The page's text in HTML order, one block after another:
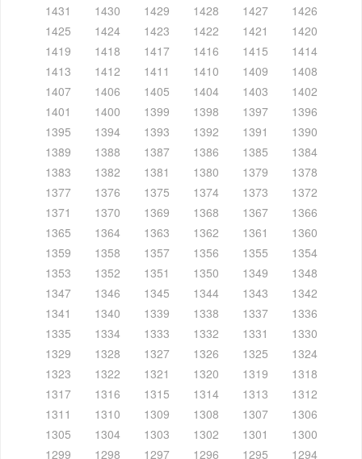
1431
1430 1429 1428 1427
1426
1425
1424 1423 1422 1421
1420
1419
1418 1417 1416 1415
1414
1413
1412 1411 1410 1409
1408
1407
1406 1405 1404 1403
1402
1401
1400 1399 1398 1397
1396
1395
1394 1393 1392 1391
1390
1389
1388 1387 1386 1385
1384
1383
1382 1381 1380 1379
1378
1377
1376 1375 1374 1373
1372
1371
1370 1369 1368 1367
1366
1365
1364 1363 1362 1361
1360
1359
1358 1357 1356 1355
1354
1353
1352 1351 1350 1349
1348
1347
1346 1345 1344 1343
1342
1341
1340 1339 1338 1337
1336
1335
1334 1333 1332 1331
1330
1329
1328 1327 1326 1325
1324
1323
1322 1321 1320 1319
1318
1317
1316 1315 1314 1313
1312
1311
1310 1309 1308 1307
1306
1305
1304 1303 1302 1301
1300
1299
1298 1297 1296 1295
1294